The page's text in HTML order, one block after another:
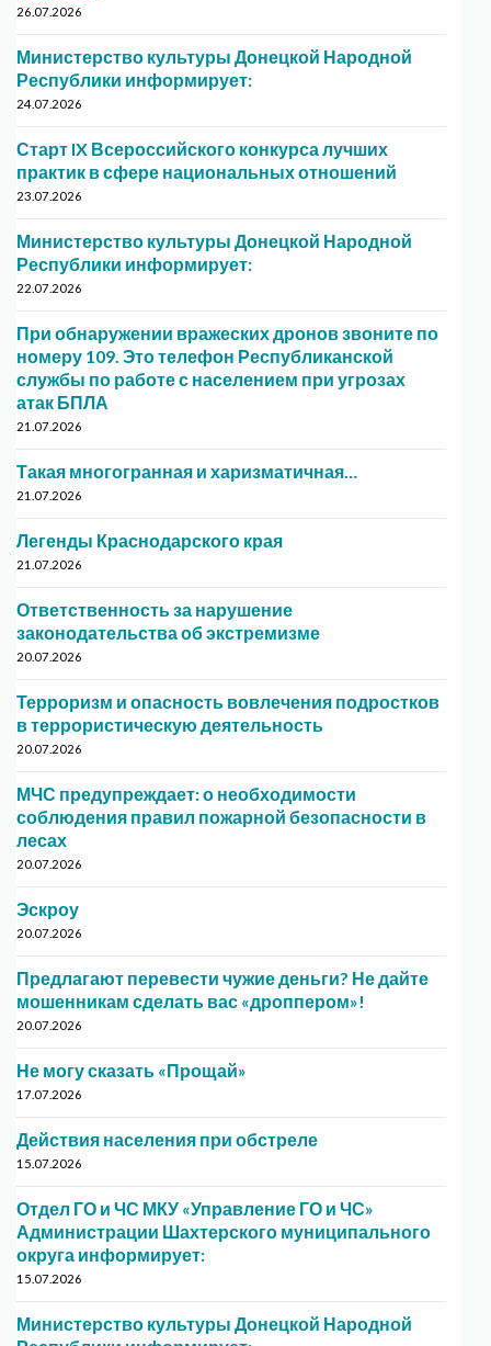
26.07.2026
Министерство культуры Донецкой Народной
Республики информирует:
24.07.2026
Старт IX Всероссийского конкурса лучших
практик в сфере национальных отношений
23.07.2026
Министерство культуры Донецкой Народной
Республики информирует:
22.07.2026
При обнаружении вражеских дронов звоните по
номеру 109. Это телефон Республиканской
службы по работе с населением при угрозах
атак БПЛА
21.07.2026
Такая многогранная и харизматичная…
21.07.2026
Легенды Краснодарского края
21.07.2026
Ответственность за нарушение
законодательства об экстремизме
20.07.2026
Терроризм и опасность вовлечения подростков
в террористическую деятельность
20.07.2026
МЧС предупреждает: о необходимости
соблюдения правил пожарной безопасности в
лесах
20.07.2026
Эскроу
20.07.2026
Предлагают перевести чужие деньги? Не дайте
мошенникам сделать вас «дроппером»!
20.07.2026
Не могу сказать «Прощай»
17.07.2026
Действия населения при обстреле
15.07.2026
Отдел ГО и ЧС МКУ «Управление ГО и ЧС»
Администрации Шахтерского муниципального
округа информирует:
15.07.2026
Министерство культуры Донецкой Народной